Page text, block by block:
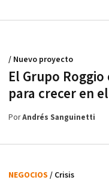
El Grupo
para crecer en
/ Nuevo proyecto
PorAndrés Sanguinetti
NEGOCIOS / Crisis